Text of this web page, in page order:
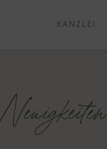
KANZLEI
Neuigkeiten